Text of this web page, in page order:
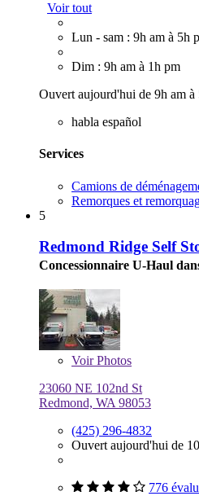
Voir tout
Lun - sam : 9h am à 5h
Dim : 9h am à 1h pm
Ouvert aujourd'hui de 9h am à
habla español
Services
Camions de
Remorques et
5
Redmond Ridge Self
Concessionnaire U-Haul
VoirPhotos
23060 NE 102nd St
Redmond, WA 98053
(425) 296-4832
Ouvert aujourd'hui de
776